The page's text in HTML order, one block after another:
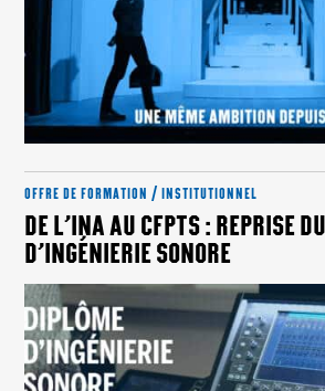
OFFRE DE FORMATION / INSTITUTIONNEL
DE L’INA AU CFPTS : REPRISE
D’INGÉNIERIE SONORE